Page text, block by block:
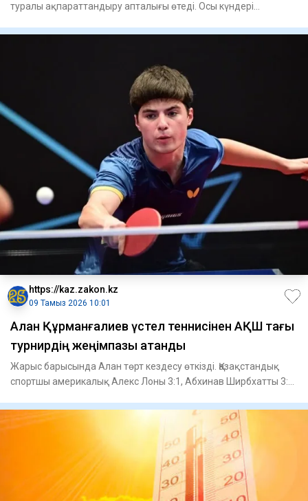
туралы ақпараттандыру апталығы өтеді. Осы күндері
https://kaz.zakon.kz
09 Тамыз 2026 10:01
Алан Құрманғалиев үстел теннисінен АҚШ тағы
турнирдің жеңімпазы атанды
Жарыс барысында Алан төрт кездесу өткізді. Қазақстандық
спортшы америкалық Алекс Лоны 3:1, Абхинав Ширбхатты 3:0